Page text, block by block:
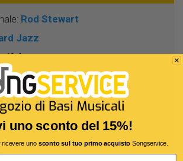
Rod Stewart
Jazz
Kahn
Sec
uno sconto del 15%!
ricevere uno sconto sul tuo primo acquistoSongservice.